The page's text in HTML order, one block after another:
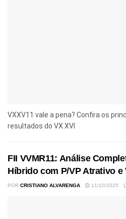
VXXV11 vale a pena? Confira os
resultados do VX XVI
FII VVMR11: Análise
Híbrido com P/VP Atrativo e
POR CRISTIANO ALVARENGA 11/10/2025